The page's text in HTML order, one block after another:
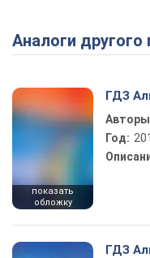
Аналоги
показать
обложку
ГДЗ
Год:
ГДЗ